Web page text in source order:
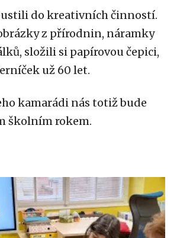
do kreativních činností.
z přírodnin, náramky
složili si papírovou čepici,
už 60 let.
kamarádi nás totiž bude
školním rokem.